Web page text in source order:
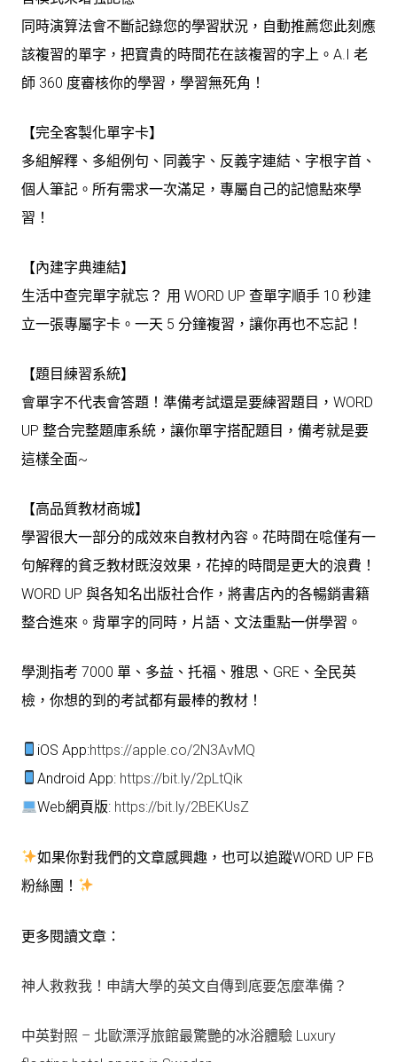
同時演算法會不斷記錄您的學習狀況，自動推薦您此刻應
該複習的單字，把寶貴的時間花在該複習的字上。A.I 老
師 360 度審核你的學習，學習無死角！
【完全客製化單字卡】
多組解釋、多組例句、同義字、反義字連結、字根字首、
個人筆記。所有需求一次滿足，專屬自己的記憶點來學
習！
【內建字典連結】
生活中查完單字就忘？ 用 WORD UP 查單字順手 10 秒建
立一張專屬字卡。一天 5 分鐘複習，讓你再也不忘記！
【題目練習系統】
會單字不代表會答題！準備考試還是要練習題目，WORD
UP 整合完整題庫系統，讓你單字搭配題目，備考就是要
這樣全面~
【高品質教材商城】
學習很大一部分的成效來自教材內容。花時間在唸僅有一
句解釋的貧乏教材既沒效果，花掉的時間是更大的浪費！
WORD UP 與各知名出版社合作，將書店內的各暢銷書籍
整合進來。背單字的同時，片語、文法重點一併學習。
學測指考 7000 單、多益、托福、雅思、GRE、全民英
檢，你想的到的考試都有最棒的教材！
iOS App:https://apple.co/2N3AvMQ
Android App: https://bit.ly/2pLtQik
Web網頁版: https://bit.ly/2BEKUsZ
如果你對我們的文章感興趣，也可以追蹤WORD UP FB
粉絲團！
更多閱讀文章：
神人救救我！申請大學的英文自傳到底要怎麼準備？
中英對照 – 北歐漂浮旅館最驚艷的冰浴體驗 Luxury